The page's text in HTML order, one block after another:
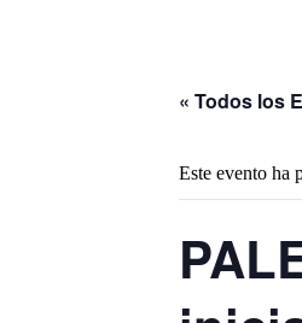
« Todos los
Este evento ha